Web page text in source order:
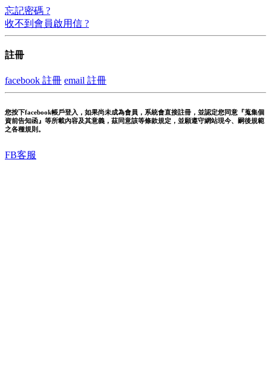
忘記密碼 ?
收不到會員啟用信 ?
註冊
facebook 註冊 email 註冊
您按下facebook帳戶登入，如果尚未成為會員，系統會直接註冊，並認定您同意『蒐集個
資前告知函』等所載內容及其意義，茲同意該等條款規定，並願遵守網站現今、嗣後規範
之各種規則。
FB客服